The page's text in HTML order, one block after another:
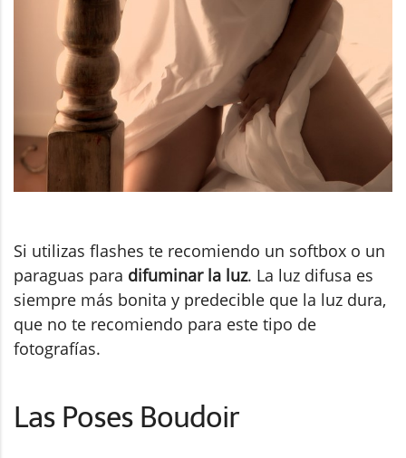
Si utilizas flashes te recomiendo un softbox o un
paraguas para difuminar la luz. La luz difusa es
siempre más bonita y predecible que la luz dura,
que no te recomiendo para este tipo de
fotografías.
Las Poses Boudoir